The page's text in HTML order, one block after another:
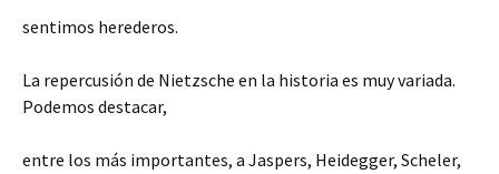
sentimos herederos.
La repercusión de Nietzsche en la historia es muy variada.
Podemos destacar,
entre los más importantes, a Jaspers, Heidegger, Scheler,